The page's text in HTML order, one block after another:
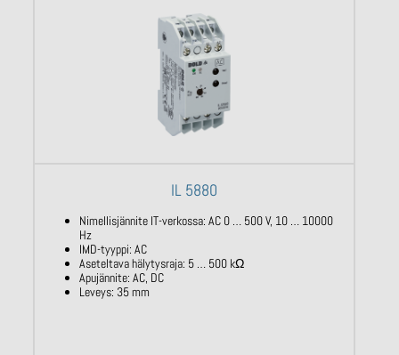
IL 5880
Nimellisjännite IT-verkossa: AC 0 … 500 V, 10 … 10000
Hz
IMD-tyyppi: AC
Aseteltava hälytysraja: 5 … 500 kΩ
Apujännite: AC, DC
Leveys: 35 mm